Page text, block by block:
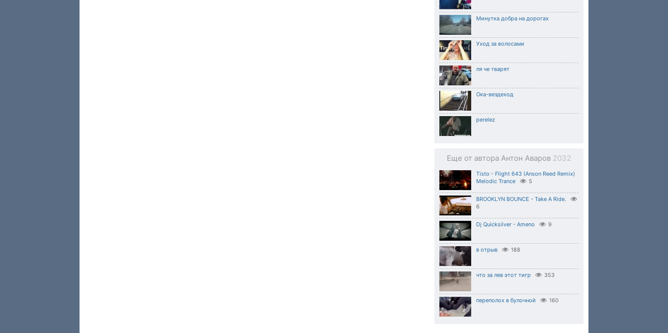
Минутка добра на дорогах
Уход за волосами
ля че тварят
Ока-вездеход
perelez
Еще от автора Антон Аваров 2032
Tisto - Flight 643 (Anson Reed Remix)
Melodic Trance
5
BROOKLYN BOUNCE - Take A Ride.
6
Dj Quicksilver - Ameno 9
в отрыв 188
что за лев этот тигр 353
переполох в булочной 160